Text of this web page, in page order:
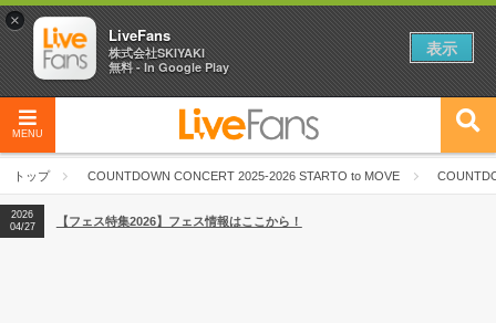
MENU
トップ COUNTDOWN CONCERT 2025-2026 STARTO to MOVE
2026
04/27
2026
【ライブ動員ランキング】2026年上半期編発表！
2026
04/27
【フェス特集2026】フェス情報はここから！
×
LiveFans
株式会社SKIYAKI
無料 - In Google Play
表示